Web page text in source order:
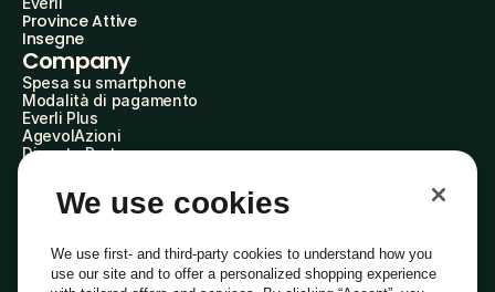
Province Attive
Insegne
Company
Spesa su smartphone
Modalità di pagamento
Everli Plus
AgevolAzioni
Diventa Partner
Everli Shoppers
About Us
Everli News
Domande frequenti
Lavora con noi
We use cookies
We use first- and third-party cookies to understand how you
use our site and to offer a personalized shopping experience